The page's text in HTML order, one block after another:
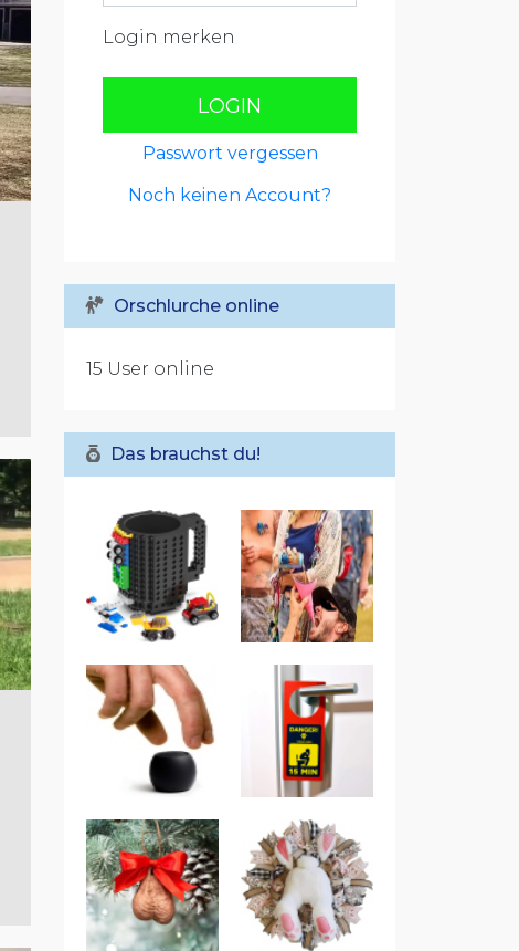
Login merken
LOGIN
Passwort vergessen
Noch keinen Account?
Orschlurche online
15 User online
Das brauchst du!